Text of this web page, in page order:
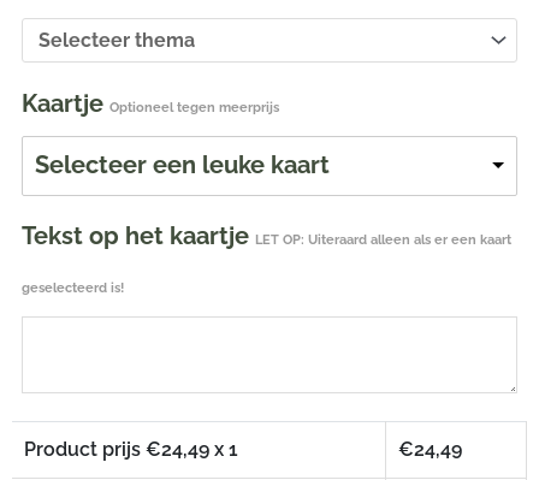
Kaartje Optioneel tegen meerprijs
Selecteer een leuke kaart
Tekst op het kaartje LET OP: Uiteraard alleen als er een kaart
geselecteerd is!
Product prijs €24,49 x 1 €24,49